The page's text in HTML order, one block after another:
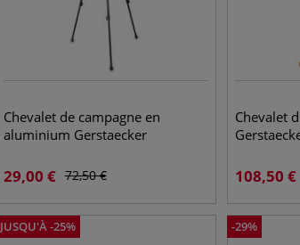
Chevalet de campagne en
aluminium Gerstaecker
29,00 € 72,50€
Chevalet
108,50 €
JUSQU'À-25% -29%